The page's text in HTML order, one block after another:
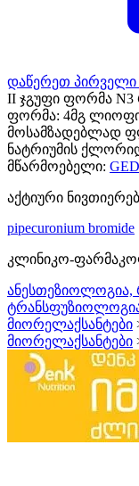
დაწერეთ პირველი
II ჯგუფი ფორმა N3
ფორმა: 4მგ
მოსამზადებლად
ნატრიუმის
მწარმოებელი:
აქტიური
pipecuronium bromide
კლინიკო-
ანესთეზიოლოგია,
მიორელაქსანტები
მიორელაქსანტები